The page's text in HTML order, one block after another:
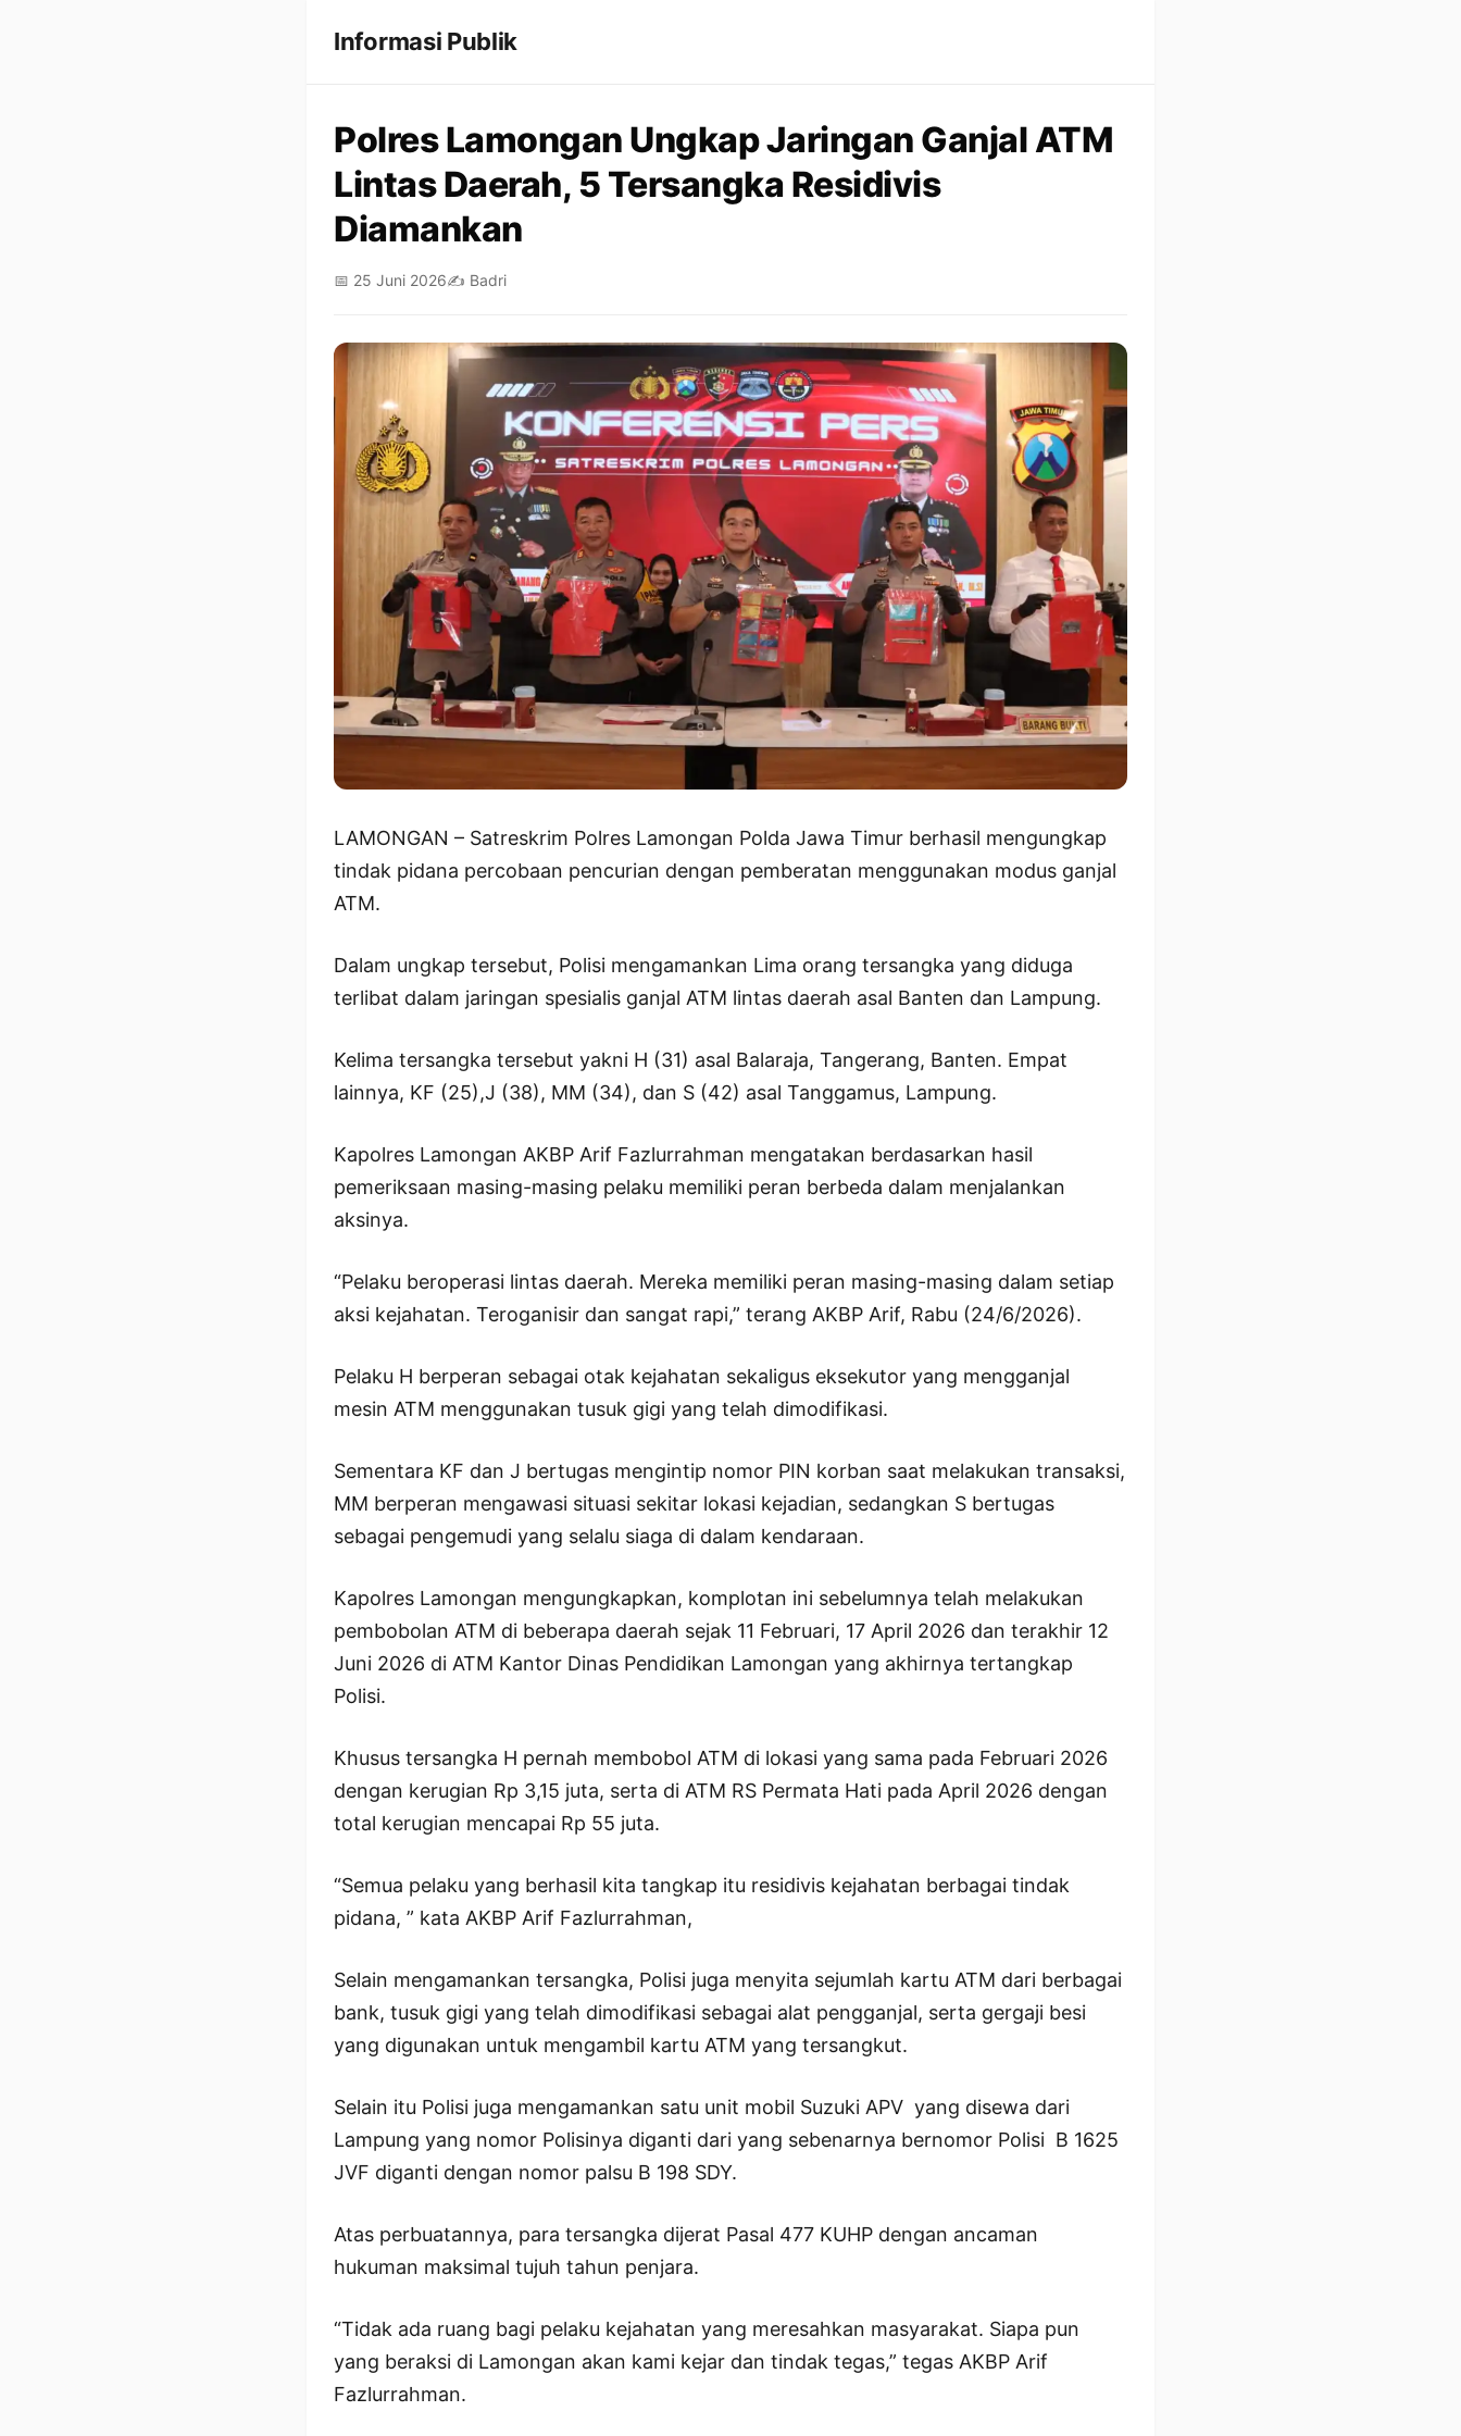
Informasi Publik
Polres Lamongan Ungkap Jaringan Ganjal ATM
Lintas Daerah, 5 Tersangka Residivis
Diamankan
📅 25 Juni 2026✍️ Badri
LAMONGAN – Satreskrim Polres Lamongan Polda Jawa Timur berhasil mengungkap
tindak pidana percobaan pencurian dengan pemberatan menggunakan modus ganjal
ATM.
Dalam ungkap tersebut, Polisi mengamankan Lima orang tersangka yang diduga
terlibat dalam jaringan spesialis ganjal ATM lintas daerah asal Banten dan Lampung.
Kelima tersangka tersebut yakni H (31) asal Balaraja, Tangerang, Banten. Empat
lainnya, KF (25),J (38), MM (34), dan S (42) asal Tanggamus, Lampung.
Kapolres Lamongan AKBP Arif Fazlurrahman mengatakan berdasarkan hasil
pemeriksaan masing-masing pelaku memiliki peran berbeda dalam menjalankan
aksinya.
“Pelaku beroperasi lintas daerah. Mereka memiliki peran masing-masing dalam setiap
aksi kejahatan. Teroganisir dan sangat rapi,” terang AKBP Arif, Rabu (24/6/2026).
Pelaku H berperan sebagai otak kejahatan sekaligus eksekutor yang mengganjal
mesin ATM menggunakan tusuk gigi yang telah dimodifikasi.
Sementara KF dan J bertugas mengintip nomor PIN korban saat melakukan transaksi,
MM berperan mengawasi situasi sekitar lokasi kejadian, sedangkan S bertugas
sebagai pengemudi yang selalu siaga di dalam kendaraan.
Kapolres Lamongan mengungkapkan, komplotan ini sebelumnya telah melakukan
pembobolan ATM di beberapa daerah sejak 11 Februari, 17 April 2026 dan terakhir 12
Juni 2026 di ATM Kantor Dinas Pendidikan Lamongan yang akhirnya tertangkap
Polisi.
Khusus tersangka H pernah membobol ATM di lokasi yang sama pada Februari 2026
dengan kerugian Rp 3,15 juta, serta di ATM RS Permata Hati pada April 2026 dengan
total kerugian mencapai Rp 55 juta.
“Semua pelaku yang berhasil kita tangkap itu residivis kejahatan berbagai tindak
pidana, ” kata AKBP Arif Fazlurrahman,
Selain mengamankan tersangka, Polisi juga menyita sejumlah kartu ATM dari berbagai
bank, tusuk gigi yang telah dimodifikasi sebagai alat pengganjal, serta gergaji besi
yang digunakan untuk mengambil kartu ATM yang tersangkut.
Selain itu Polisi juga mengamankan satu unit mobil Suzuki APV yang disewa dari
Lampung yang nomor Polisinya diganti dari yang sebenarnya bernomor Polisi B 1625
JVF diganti dengan nomor palsu B 198 SDY.
Atas perbuatannya, para tersangka dijerat Pasal 477 KUHP dengan ancaman
hukuman maksimal tujuh tahun penjara.
“Tidak ada ruang bagi pelaku kejahatan yang meresahkan masyarakat. Siapa pun
yang beraksi di Lamongan akan kami kejar dan tindak tegas,” tegas AKBP Arif
Fazlurrahman.